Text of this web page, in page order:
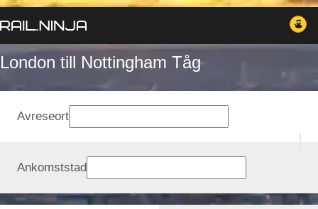
London till Nottingham Tåg
Avreseort
Ankomststad